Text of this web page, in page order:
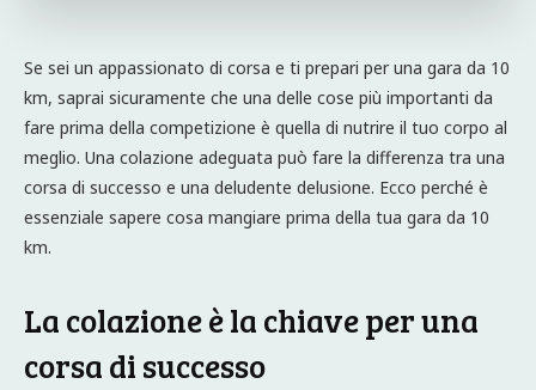
Se sei un appassionato di corsa e ti prepari per una gara da 10
km, saprai sicuramente che una delle cose più importanti da
fare prima della competizione è quella di nutrire il tuo corpo al
meglio. Una colazione adeguata può fare la differenza tra una
corsa di successo e una deludente delusione. Ecco perché è
essenziale sapere cosa mangiare prima della tua gara da 10
km.
La colazione è la chiave per una
corsa di successo